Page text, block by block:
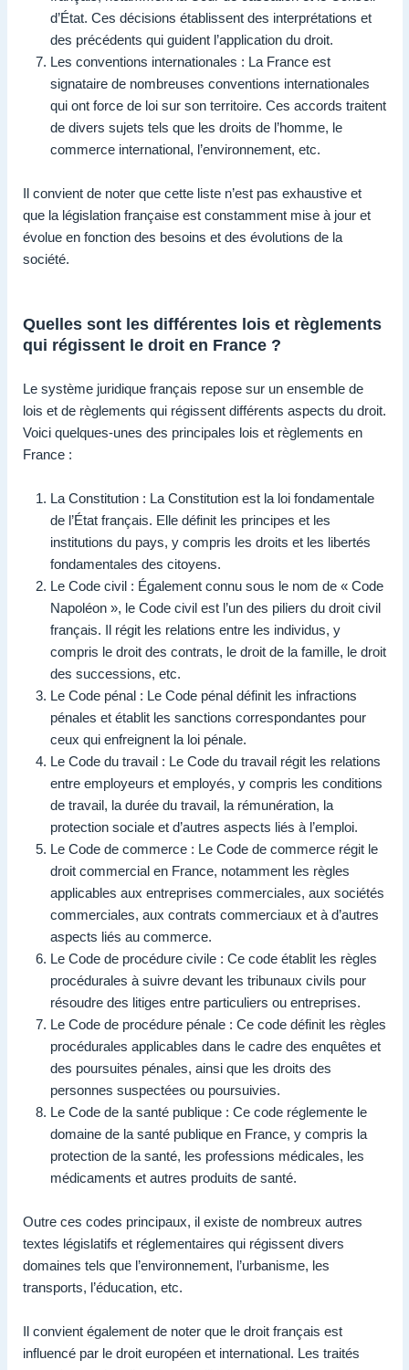
d’État. Ces décisions établissent des interprétations et
des précédents qui guident l’application du droit.
Les conventions internationales : La France est
signataire de nombreuses conventions internationales
qui ont force de loi sur son territoire. Ces accords traitent
de divers sujets tels que les droits de l’homme, le
commerce international, l’environnement, etc.
Il convient de noter que cette liste n’est pas exhaustive et
que la législation française est constamment mise à jour et
évolue en fonction des besoins et des évolutions de la
société.
Quelles sont les différentes lois et règlements
qui régissent le droit en France ?
Le système juridique français repose sur un ensemble de
lois et de règlements qui régissent différents aspects du droit.
Voici quelques-unes des principales lois et règlements en
France :
La Constitution : La Constitution est la loi fondamentale
de l’État français. Elle définit les principes et les
institutions du pays, y compris les droits et les libertés
fondamentales des citoyens.
Le Code civil : Également connu sous le nom de « Code
Napoléon », le Code civil est l’un des piliers du droit civil
français. Il régit les relations entre les individus, y
compris le droit des contrats, le droit de la famille, le droit
des successions, etc.
Le Code pénal : Le Code pénal définit les infractions
pénales et établit les sanctions correspondantes pour
ceux qui enfreignent la loi pénale.
Le Code du travail : Le Code du travail régit les relations
entre employeurs et employés, y compris les conditions
de travail, la durée du travail, la rémunération, la
protection sociale et d’autres aspects liés à l’emploi.
Le Code de commerce : Le Code de commerce régit le
droit commercial en France, notamment les règles
applicables aux entreprises commerciales, aux sociétés
commerciales, aux contrats commerciaux et à d’autres
aspects liés au commerce.
Le Code de procédure civile : Ce code établit les règles
procédurales à suivre devant les tribunaux civils pour
résoudre des litiges entre particuliers ou entreprises.
Le Code de procédure pénale : Ce code définit les règles
procédurales applicables dans le cadre des enquêtes et
des poursuites pénales, ainsi que les droits des
personnes suspectées ou poursuivies.
Le Code de la santé publique : Ce code réglemente le
domaine de la santé publique en France, y compris la
protection de la santé, les professions médicales, les
médicaments et autres produits de santé.
Outre ces codes principaux, il existe de nombreux autres
textes législatifs et réglementaires qui régissent divers
domaines tels que l’environnement, l’urbanisme, les
transports, l’éducation, etc.
Il convient également de noter que le droit français est
influencé par le droit européen et international. Les traités